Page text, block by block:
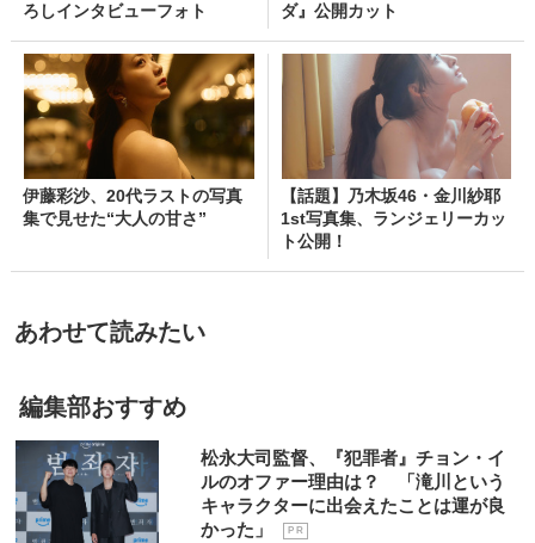
ろしインタビューフォト
ダ』公開カット
伊藤彩沙、20代ラストの写真
集で見せた“大人の甘さ”
【話題】乃木坂46・金川紗耶
1st写真集、ランジェリーカッ
ト公開！
あわせて読みたい
編集部おすすめ
松永大司監督、『犯罪者』チョン・イ
ルのオファー理由は？ 「滝川という
キャラクターに出会えたことは運が良
かった」
P R